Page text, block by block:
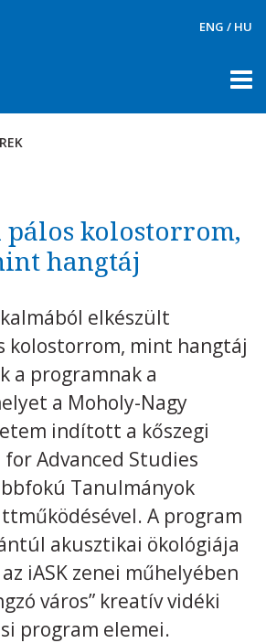
ENG / HU
HÍREK
minket unescohungary
Impresszum
Technikai információk
kolostorrom,
hangtáj
elkészült
kolostorrom, mint hangtáj
a programnak a
a Moholy-Nagy
indított a kőszegi
Advanced Studies
Tanulmányok
A program
akusztikai ökológiája
iASK zenei műhelyében
város” kreatív vidéki
program elemei.